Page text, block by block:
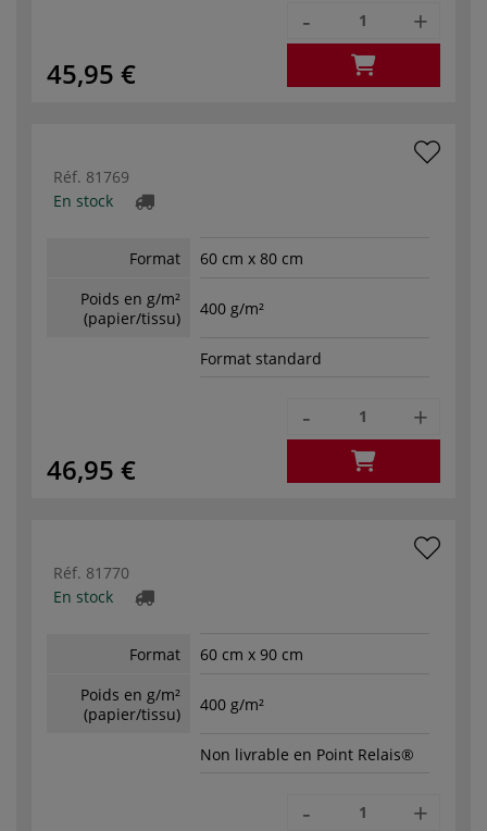
45,95 €
- +
Réf. 81769
En stock
Format
60 cm x 80 cm
Poids en g/m²
(papier/tissu)
400 g/m²
Format standard
46,95 €
- +
Réf. 81770
En stock
Format
60 cm x 90 cm
Poids en g/m²
(papier/tissu)
400 g/m²
Non livrable en Point Relais®
- +